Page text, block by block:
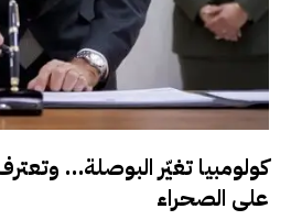
كولومبيا تغيّر البوصلة…
على الصحراء